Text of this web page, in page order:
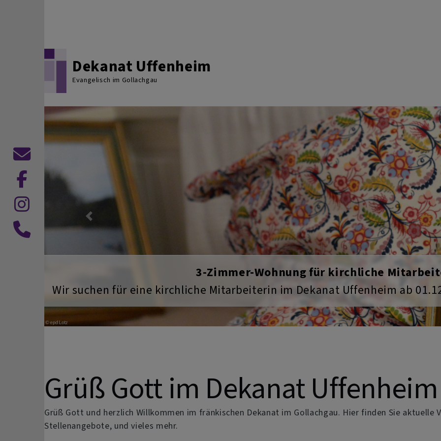
Dekanat Uffenheim
Evangelisch im Gollachgau
Heiße Sommer - coole Kirchen
Abtauchen in unseren kühlen Kirchenräumen. Viele Kirchen sind
zur Ruhe, ...
Previous
Grüß Gott im Dekanat Uffenheim
Grüß Gott und herzlich Willkommen im fränkischen Dekanat im Gollachgau. Hier finden Sie aktuelle
Stellenangebote, und vieles mehr.
Kontaktformular
Dekanats-